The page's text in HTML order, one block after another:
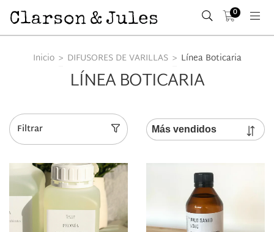
0
Inicio > DIFUSORES DE VARILLAS > Línea Boticaria
LÍNEA BOTICARIA
Filtrar